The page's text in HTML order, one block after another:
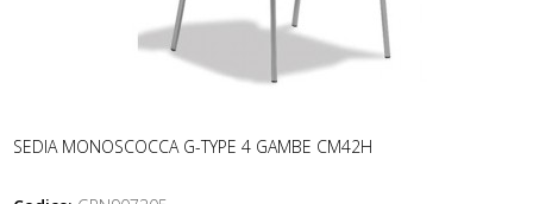
SEDIA MONOSCOCCA G-TYPE 4 GAMBE CM42H